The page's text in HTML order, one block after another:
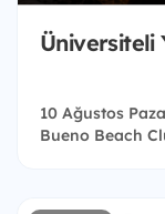
Üniversiteli
10 Ağustos
Bueno Beach